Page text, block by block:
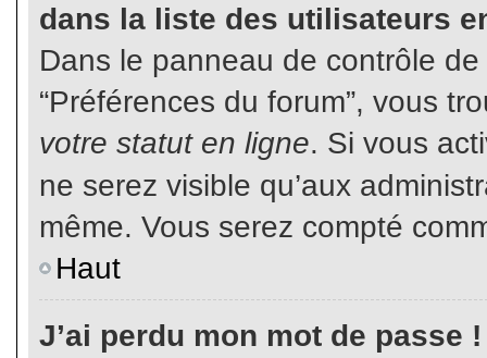
dans la liste des utilisateurs
Dans le panneau de contrôle
“Préférences du forum”, vous
votre statut en ligne. Si vous
ne serez visible qu’aux
même. Vous serez compté
Haut
J’ai perdu mon mot de passe !